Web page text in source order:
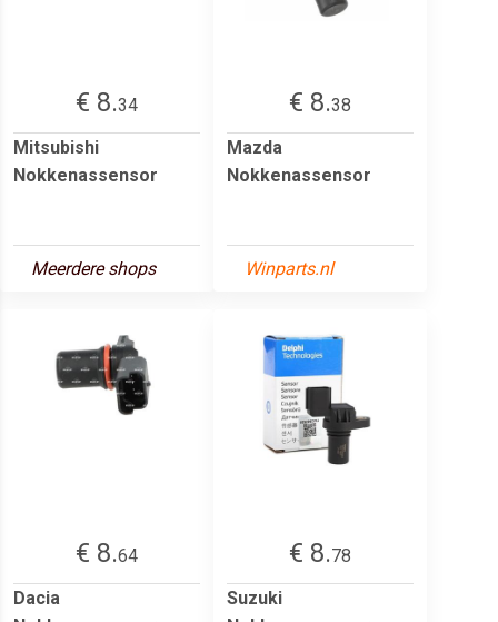
€ 8.34
Mitsubishi
Nokkenassensor
Meerdere shops
€ 8.38
Mazda
Nokkenassensor
Winparts.nl
€ 8.64
Dacia
€ 8.78
Suzuki